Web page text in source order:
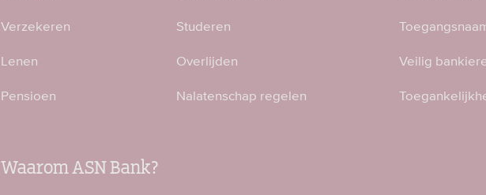
Verzekeren
Lenen
Pensioen
Studeren
Overlijden
Nalatenschap regelen
Veilig
Waarom ASN Bank?